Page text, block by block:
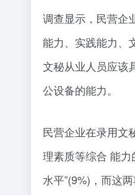
调查显示，民营企
能力、实践能力、
文秘从业人员应该
公设备的能力。
民营企业在录用文
理素质等综合 能力
水平”(9%)，而这